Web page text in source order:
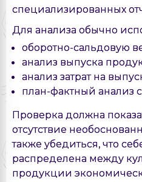
специализированных
Для анализа обычно
оборотно-сальдовую
анализ выпуска
анализ затрат на
план-фактный анализ
Проверка должна
отсутствие
также убедиться, что
распределена между
продукции